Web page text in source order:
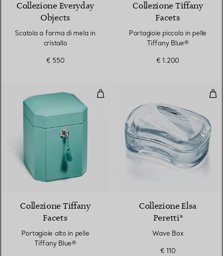
Collezione Everyday
Objects
Scatola a forma di mela in
cristallo
€ 550
Collezione Tiffany
Facets
Portagioie piccolo in pelle
Tiffany Blue®
€ 1.200
Portagioie alto in pelle Tiffany
Collezione Tiffany
Facets
Portagioie alto in pelle
Tiffany Blue®
Collezione Elsa
Peretti®
Wave Box
€ 110